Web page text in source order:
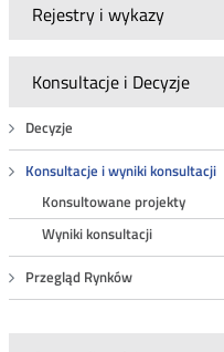
Rejestry i wykazy
Konsultacje i Decyzje
Decyzje
Konsultacje i wyniki konsultacji
Konsultowane projekty
Wyniki konsultacji
Przegląd Rynków